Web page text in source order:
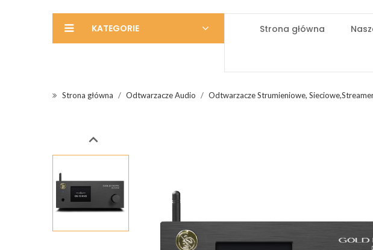
KATEGORIE Strona główna
Strona główna Odtwarzacze Audio Odtwarzacze Strumieniowe,
